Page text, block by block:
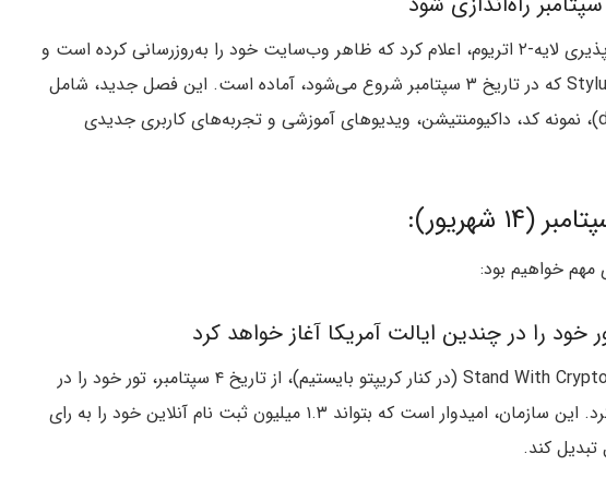
)، راهکار مقیاس‌پذیری لایه-۲ اتریوم، اعلام کرد که ظاهر وب‌سایت خود را به‌روزرسانی‌ کرده است و
برای فصل جدیدی به نام Stylus Season که در تاریخ ۳ سپتامبر شروع می‌شود، آماده است. این فصل جدید، شامل
کتابخانه‌ها (development libraries)، نمونه کد، داکیومنتیشن، ویدیوهای آموزشی و تجربه‌های کاربری جدیدی
مهم خواهیم بود:
سازمان حمایت از ارزهای دیجیتال، Stand With Crypto (در کنار کریپتو بایستیم)، از تاریخ ۴ سپتامبر، تور خود را در
چندین ایالت آمریکا شروع خواهد کرد. این سازمان، امیدوار است که بتواند ۱.۳ میلیون ثبت نام آنلاین خود را به رای
کند.